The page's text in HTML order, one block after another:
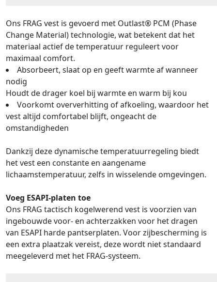
Ons FRAG vest is gevoerd met Outlast® PCM (Phase
Change Material) technologie, wat betekent dat het
materiaal actief de temperatuur reguleert voor
maximaal comfort.
Absorbeert, slaat op en geeft warmte af wanneer
nodig
Houdt de drager koel bij warmte en warm bij kou
Voorkomt oververhitting of afkoeling, waardoor het
vest altijd comfortabel blijft, ongeacht de
omstandigheden
Dankzij deze dynamische temperatuurregeling biedt
het vest een constante en aangename
lichaamstemperatuur, zelfs in wisselende omgevingen.
Voeg ESAPI-platen toe
Ons FRAG tactisch kogelwerend vest is voorzien van
ingebouwde voor- en achterzakken voor het dragen
van ESAPI harde pantserplaten. Voor zijbescherming is
een extra plaatzak vereist, deze wordt niet standaard
meegeleverd met het FRAG-systeem.